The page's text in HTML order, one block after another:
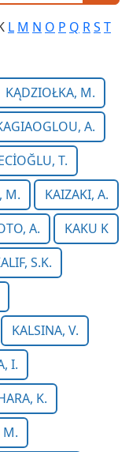
L M N O P Q RS T
KĄDZIOŁKA, M.
A.
T.
M.
KAIZAKI, A.
A.
KAKU K
S.K.
KALSINA, V.
I.
K.
M.